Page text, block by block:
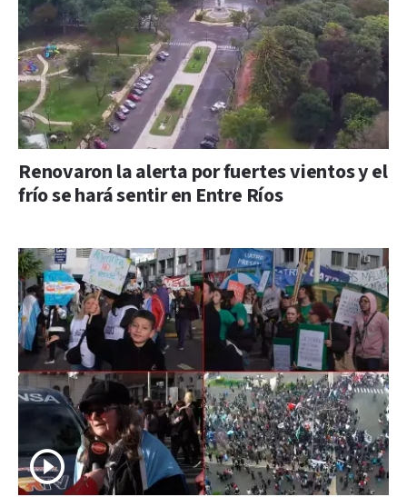
Renovaron la alerta por fuertes vientos y el
frío se hará sentir en Entre Ríos